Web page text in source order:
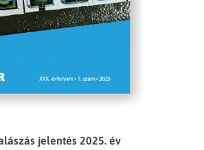
jelentés 2025. év